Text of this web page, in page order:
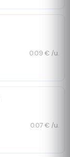
0.09 € /u.
0.07 € /u.